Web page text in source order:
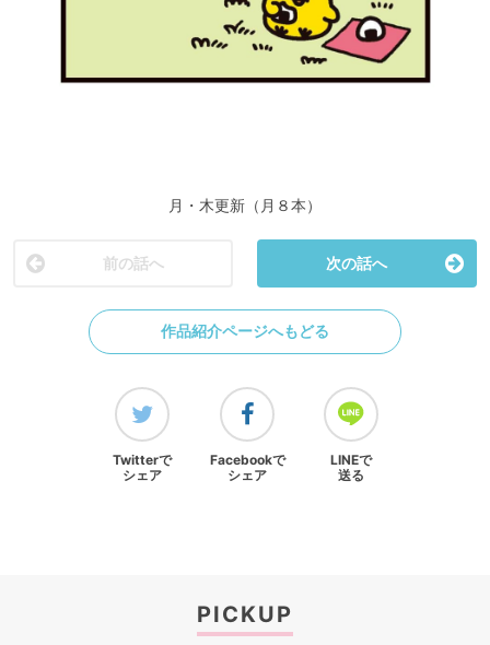
月・木更新（月８本）
前の話へ 次の話へ
作品紹介ページへもどる
Twitterで
シェア
Facebookで
シェア
LINEで
送る
PICKUP